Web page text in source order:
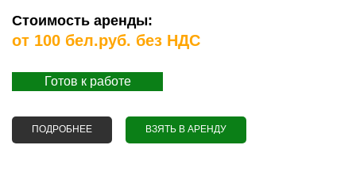
Стоимость аренды:
от 100 бел.руб. без НДС
Готов к работе
ПОДРОБНЕЕ О АРЕНДА ПОГРУЗЧИКА АМКОДОР
ВЗЯТЬ В АРЕНДУ